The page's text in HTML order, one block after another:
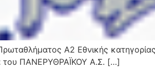
Α2 Εθνικής
του ΠΑΝΕΡΥΘΡΑΪΚΟΥ Α.Σ. […]